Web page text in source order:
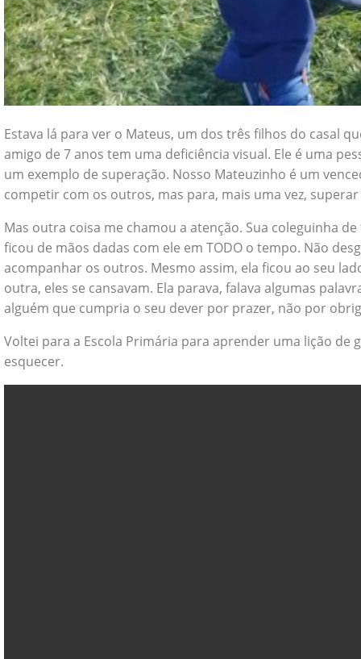
Estava lá para ver o Mateus, um dos três filhos do casal
amigo de 7 anos tem uma deficiência visual. Ele é uma
um exemplo de superação. Nosso Mateuzinho é um
competir com os outros, mas para, mais uma vez,
Mas outra coisa me chamou a atenção. Sua coleguinha
ficou de mãos dadas com ele em TODO o tempo. Não
acompanhar os outros. Mesmo assim, ela ficou ao seu
outra, eles se cansavam. Ela parava, falava algumas
alguém que cumpria o seu dever por prazer, não por
Voltei para a Escola Primária para aprender uma lição de
esquecer.